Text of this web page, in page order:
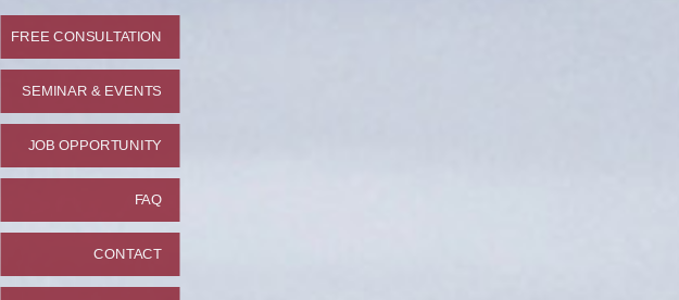
FREE CONSULTATION
SEMINAR & EVENTS
JOB OPPORTUNITY
FAQ
CONTACT